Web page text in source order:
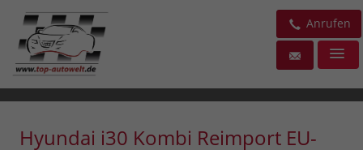
Anrufen
Hyundai i30 Kombi Reimport EU-